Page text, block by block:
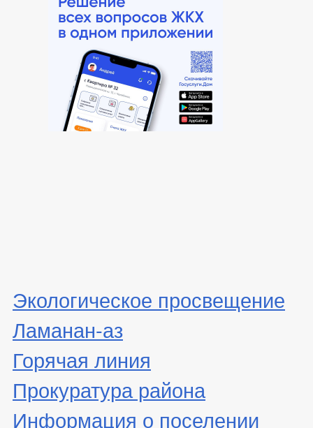
Экологическое просвещение
Ламанан-аз
Горячая линия
Прокуратура района
Информация о поселении